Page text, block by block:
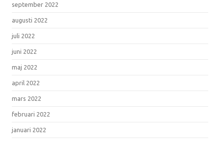
september 2022
augusti 2022
juli 2022
juni 2022
maj 2022
april 2022
mars 2022
februari 2022
januari 2022